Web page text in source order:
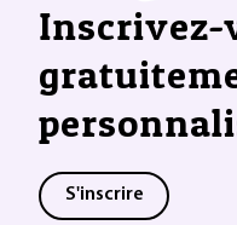
Inscrivez-
S'inscrire